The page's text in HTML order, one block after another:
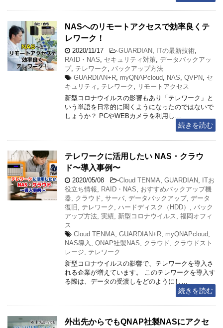
NASへのリモートアクセスで効率良くテ
レワーク！
2020/11/17 -GUARDIAN ITの最新技術
RAID・NAS
セキュリティ対策 データバックアッ
プ, テレワーク
バックアップ方法
GUARDIAN+R myQNAPcloud NAS QVPN
セ
キュリティ
テレワーク
リモートアクセス
新型コロナウイルスの影響もあり「テレワーク」と
いう単語を日常的に聞くようになったのではないで
しょうか？ PCやWEBカメラを利用し…
続きを読む
テレワークに活用したい NAS・クラウ
ド〜導入事例〜
2020/05/08 -Cloud TENMA GUARDIAN
ITお
役立ち情報
RAID・NAS
おすすめバックアップ機
器
クラウド サーバ データバックアップ, データ
復旧
テレワーク ハードディスク（HDD）
バック
アップ方法 実績 新型コロナウイルス
福岡オフィ
ス
Cloud TENMA GUARDIAN+R myQNAPcloud
NAS導入
QNAP社製NAS クラウド
クラウドスト
レージ
テレワーク
新型コロナウイルスの影響で、テレワークを導入さ
れる企業が増えています。 このテレワークを導入す
る際は、データの受渡しをどのようにし…
続きを読む
外出先からでもQNAP社製NASにアクセ